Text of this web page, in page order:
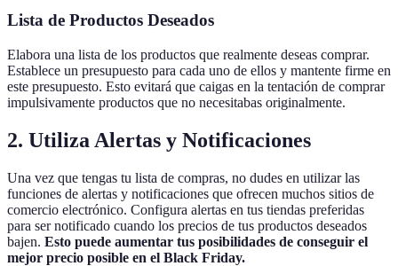
Lista de Productos Deseados
Elabora una lista de los productos que realmente deseas comprar.
Establece un presupuesto para cada uno de ellos y mantente firme en
este presupuesto. Esto evitará que caigas en la tentación de comprar
impulsivamente productos que no necesitabas originalmente.
2. Utiliza Alertas y Notificaciones
Una vez que tengas tu lista de compras, no dudes en utilizar las
funciones de alertas y notificaciones que ofrecen muchos sitios de
comercio electrónico. Configura alertas en tus tiendas preferidas
para ser notificado cuando los precios de tus productos deseados
bajen. Esto puede aumentar tus posibilidades de conseguir el
mejor precio posible en el Black Friday.